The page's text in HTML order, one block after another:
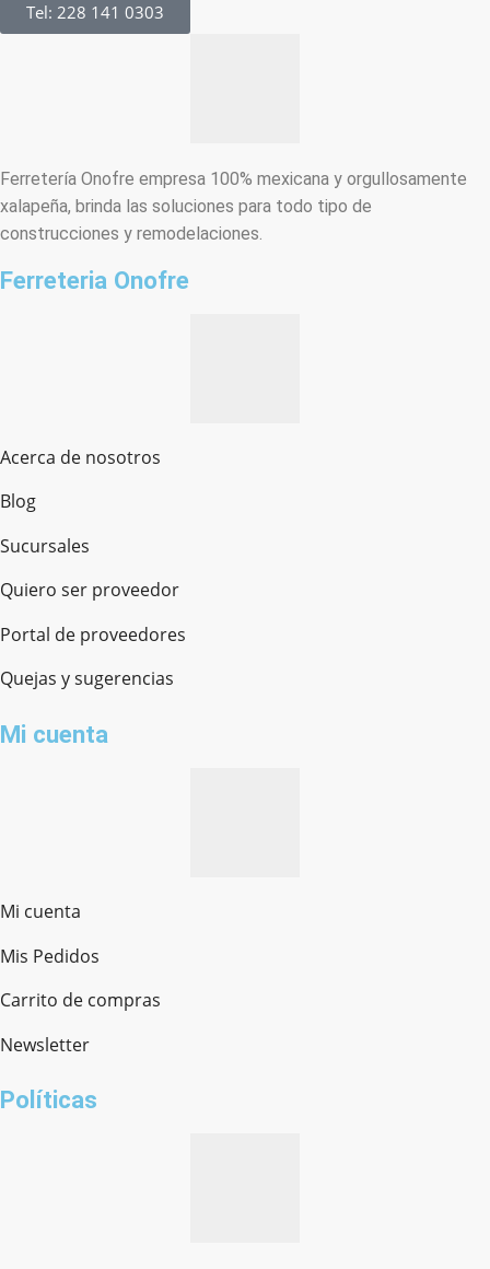
Tel: 228 141 0303
Ferretería Onofre empresa 100% mexicana y orgullosamente
xalapeña, brinda las soluciones para todo tipo de
construcciones y remodelaciones.
Ferreteria Onofre
Acerca de nosotros
Blog
Sucursales
Quiero ser proveedor
Portal de proveedores
Quejas y sugerencias
Mi cuenta
Mi cuenta
Mis Pedidos
Carrito de compras
Newsletter
Políticas